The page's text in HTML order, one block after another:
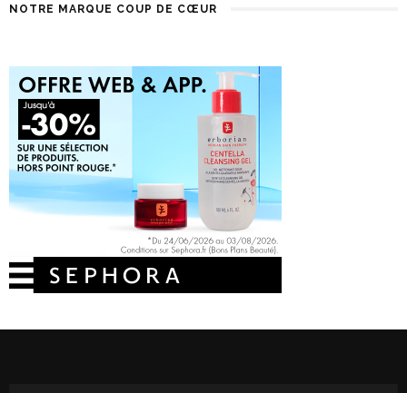
NOTRE MARQUE COUP DE CŒUR